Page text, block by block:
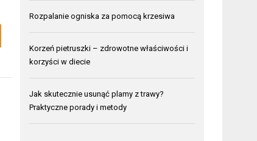
Rozpalanie ogniska za pomocą krzesiwa
Korzeń pietruszki – zdrowotne właściwości i
korzyści w diecie
Jak skutecznie usunąć plamy z trawy?
Praktyczne porady i metody